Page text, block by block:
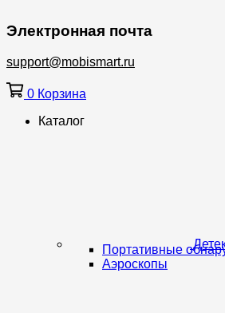
Электронная почта
support@mobismart.ru
0 Корзина
Каталог
Портативные
Аэроскопы